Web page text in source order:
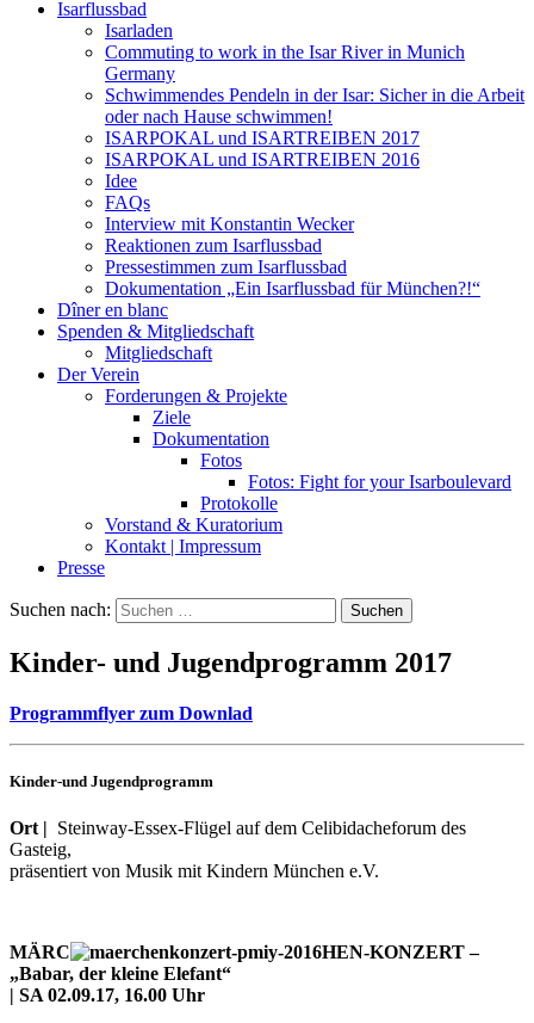
Isarflussbad
Isarladen
Commuting to work in the Isar River in Munich
Germany
Schwimmendes Pendeln in der Isar: Sicher in die Arbeit
oder nach Hause schwimmen!
ISARPOKAL und ISARTREIBEN 2017
ISARPOKAL und ISARTREIBEN 2016
Idee
FAQs
Interview mit Konstantin Wecker
Reaktionen zum Isarflussbad
Pressestimmen zum Isarflussbad
Dokumentation „Ein Isarflussbad für München?!“
Dîner en blanc
Spenden & Mitgliedschaft
Mitgliedschaft
Der Verein
Forderungen & Projekte
Ziele
Dokumentation
Fotos
Fotos: Fight for your Isarboulevard
Protokolle
Vorstand & Kuratorium
Kontakt | Impressum
Presse
Suchen nach:
Kinder- und Jugendprogramm 2017
Programmflyer zum Downlad
Kinder-und Jugendprogramm
Ort | Steinway-Essex-Flügel auf dem Celibidacheforum des
Gasteig,
präsentiert von Musik mit Kindern München e.V.
MÄRC HEN-KONZERT –
„Babar, der kleine Elefant“
| SA 02.09.17, 16.00 Uhr